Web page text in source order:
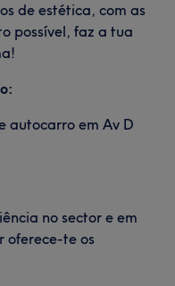
de estética, com as
possível, faz a tua
autocarro em Av D
no sector e em
oferece-te os